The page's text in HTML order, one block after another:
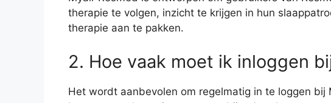
therapie te volgen, inzicht te krijgen in hun
therapie aan te pakken.
2. Hoe vaak moet ik inloggen
Het wordt aanbevolen om regelmatig in te loggen bij